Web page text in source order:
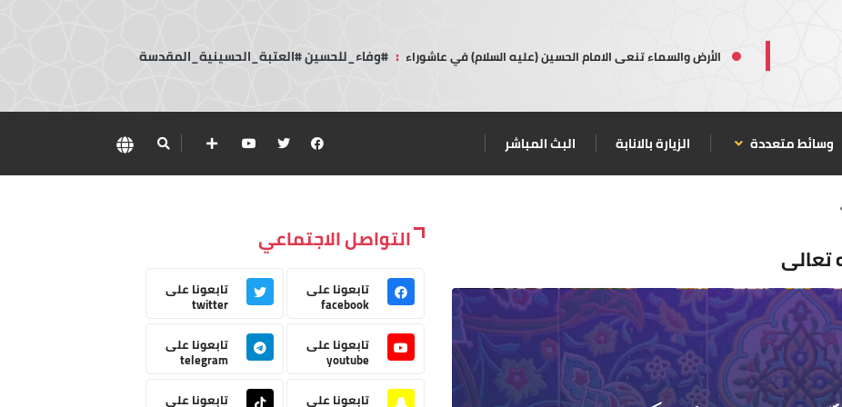
الأرض والسماء تنعى الامام الحسين (عليه السلام) في عاشوراء : #وفاء_للحسين #العتبة_الحسينية_المقدسة
وسائط متعددة الزيارة بالانابة البث المباشر
التواصل الاجتماعي
تابعونا على
facebook
تابعونا على
twitter
تابعونا على
youtube
تابعونا على
telegram
تابعونا على
تابعونا على